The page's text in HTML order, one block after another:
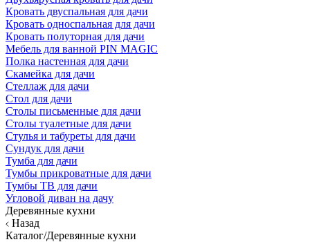
Кровать двуспальная для дачи
Кровать односпальная для дачи
Кровать полуторная для дачи
Мебель для ванной PIN MAGIC
Полка настенная для дачи
Скамейка для дачи
Стеллаж для дачи
Стол для дачи
Столы письменные для дачи
Столы туалетные для дачи
Стулья и табуреты для дачи
Сундук для дачи
Тумба для дачи
Тумбы прикроватные для дачи
Тумбы ТВ для дачи
Угловой диван на дачу
Деревянные кухни
Назад
Каталог/Деревянные кухни